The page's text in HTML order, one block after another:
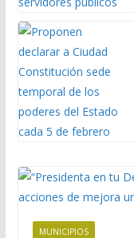
MUNICIPIOS